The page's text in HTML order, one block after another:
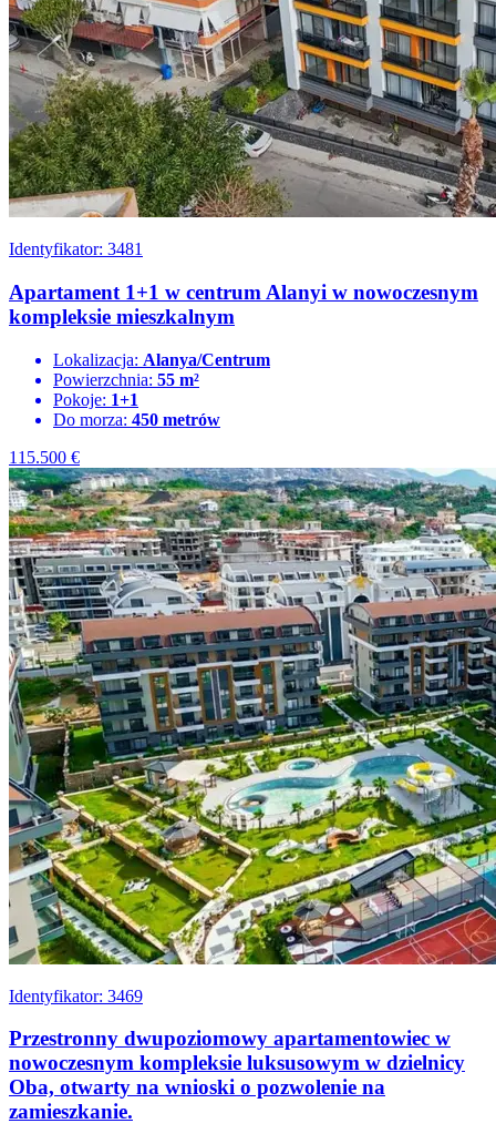
Identyfikator: 3481
Apartament 1+1 w centrum Alanyi w nowoczesnym
kompleksie mieszkalnym
Lokalizacja: Alanya/Centrum
Powierzchnia: 55 m²
Pokoje: 1+1
Do morza: 450 metrów
115.500 €
Identyfikator: 3469
Przestronny dwupoziomowy apartamentowiec w
nowoczesnym kompleksie luksusowym w dzielnicy
Oba, otwarty na wnioski o pozwolenie na
zamieszkanie.